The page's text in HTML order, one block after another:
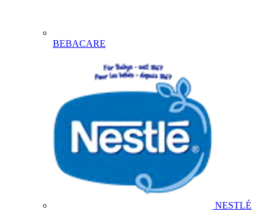
BEBACARE
NESTLÉ